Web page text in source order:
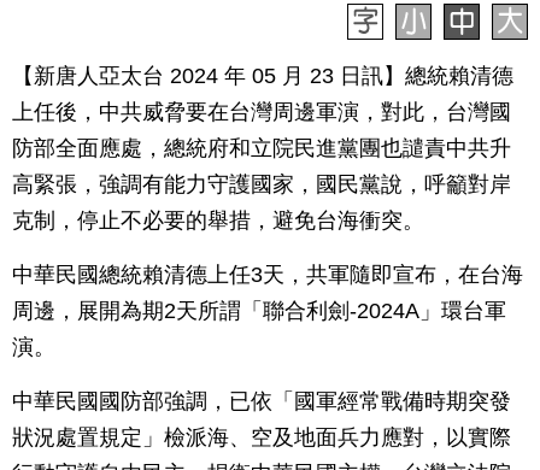
【新唐人亞太台 2024 年 05 月 23 日訊】總統賴清德
上任後，中共威脅要在台灣周邊軍演，對此，台灣國
防部全面應處，總統府和立院民進黨團也譴責中共升
高緊張，強調有能力守護國家，國民黨說，呼籲對岸
克制，停止不必要的舉措，避免台海衝突。
中華民國總統賴清德上任3天，共軍隨即宣布，在台海
周邊，展開為期2天所謂「聯合利劍-2024A」環台軍
演。
中華民國國防部強調，已依「國軍經常戰備時期突發
狀況處置規定」檢派海、空及地面兵力應對，以實際